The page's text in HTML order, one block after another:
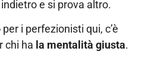
e si prova altro.
per i perfezionisti qui, c’è
chi ha la mentalità giusta.